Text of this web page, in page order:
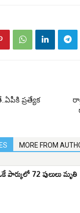
ప్రత్యేక
MORE FROM
పార్కులో 72 పులులు మృతి